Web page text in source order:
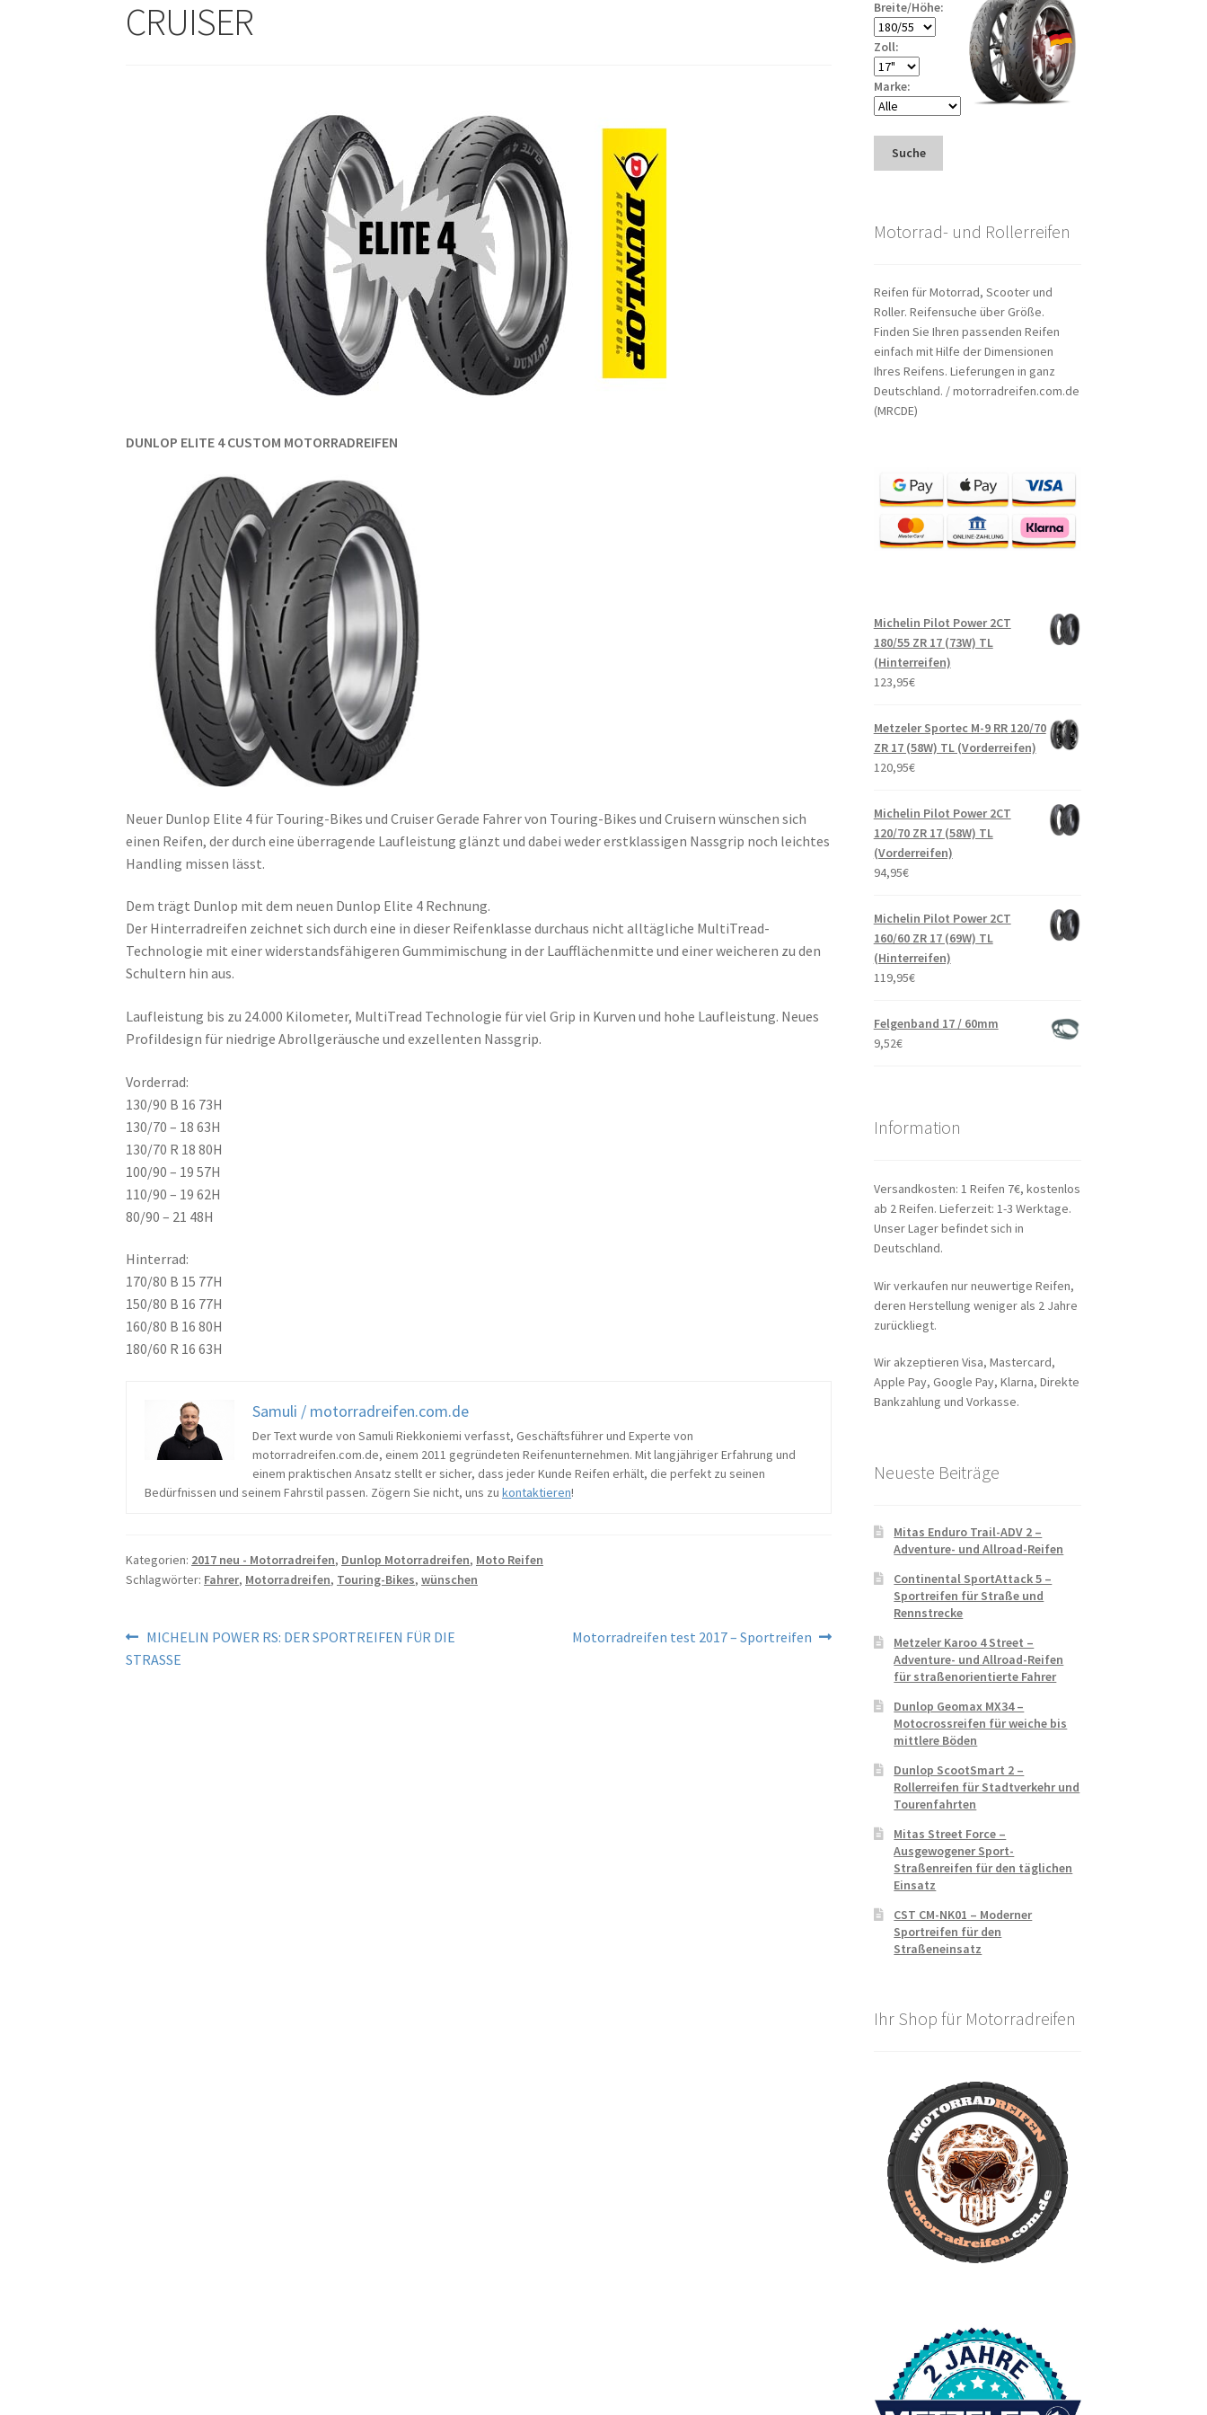
CRUISER
DUNLOP ELITE 4 CUSTOM MOTORRADREIFEN
Neuer Dunlop Elite 4 für Touring-Bikes und Cruiser Gerade Fahrer von Touring-Bikes und Cruisern wünschen sich
einen Reifen, der durch eine überragende Laufleistung glänzt und dabei weder erstklassigen Nassgrip noch leichtes
Handling missen lässt.
Dem trägt Dunlop mit dem neuen Dunlop Elite 4 Rechnung.
Der Hinterradreifen zeichnet sich durch eine in dieser Reifenklasse durchaus nicht alltägliche MultiTread-
Technologie mit einer widerstandsfähigeren Gummimischung in der Laufflächenmitte und einer weicheren zu den
Schultern hin aus.
Laufleistung bis zu 24.000 Kilometer, MultiTread Technologie für viel Grip in Kurven und hohe Laufleistung. Neues
Profildesign für niedrige Abrollgeräusche und exzellenten Nassgrip.
Vorderrad:
130/90 B 16 73H
130/70 – 18 63H
130/70 R 18 80H
100/90 – 19 57H
110/90 – 19 62H
80/90 – 21 48H
Hinterrad:
170/80 B 15 77H
150/80 B 16 77H
160/80 B 16 80H
180/60 R 16 63H
Samuli / motorradreifen.com.de
Der Text wurde von Samuli Riekkoniemi verfasst, Geschäftsführer und Experte von
motorradreifen.com.de, einem 2011 gegründeten Reifenunternehmen. Mit langjähriger Erfahrung und
einem praktischen Ansatz stellt er sicher, dass jeder Kunde Reifen erhält, die perfekt zu seinen
Bedürfnissen und seinem Fahrstil passen. Zögern Sie nicht, uns zukontaktieren!
Kategorien: 2017 neu - Motorradreifen, Dunlop Motorradreifen, Moto Reifen
Schlagwörter: Fahrer, Motorradreifen, Touring-Bikes,wünschen
Beitragsnavigation
Vorheriger
Beitrag:
MICHELIN POWER RS: DER SPORTREIFEN FÜR DIE
STRASSE
Nächster
Motorradreifen test 2017 – Sportreifen
Breite/Höhe:
Zoll:
Marke:
Suche
Motorrad- und Rollerreifen
Reifen für Motorrad, Scooter und
Roller. Reifensuche über Größe.
Finden Sie Ihren passenden Reifen
einfach mit Hilfe der Dimensionen
Ihres Reifens. Lieferungen in ganz
Deutschland. / motorradreifen.com.de
(MRCDE)
Michelin Pilot Power 2CT
180/55 ZR 17 (73W) TL
(Hinterreifen)
123,95€
Metzeler Sportec M-9 RR 120/70
ZR 17 (58W) TL (Vorderreifen)
120,95€
Michelin Pilot Power 2CT
120/70 ZR 17 (58W) TL
(Vorderreifen)
94,95€
Michelin Pilot Power 2CT
160/60 ZR 17 (69W) TL
(Hinterreifen)
119,95€
Felgenband 17 / 60mm
9,52€
Information
Versandkosten: 1 Reifen 7€, kostenlos
ab 2 Reifen. Lieferzeit: 1-3 Werktage.
Unser Lager befindet sich in
Deutschland.
Wir verkaufen nur neuwertige Reifen,
deren Herstellung weniger als 2 Jahre
zurückliegt.
Wir akzeptieren Visa, Mastercard,
Apple Pay, Google Pay, Klarna, Direkte
Bankzahlung und Vorkasse.
Neueste Beiträge
Mitas Enduro Trail-ADV 2 –
Adventure- und Allroad-Reifen
Continental SportAttack 5 –
Sportreifen für Straße und
Rennstrecke
Metzeler Karoo 4 Street –
Adventure- und Allroad-Reifen
für straßenorientierte Fahrer
Dunlop Geomax MX34 –
Motocrossreifen für weiche bis
mittlere Böden
Dunlop ScootSmart 2 –
Rollerreifen für Stadtverkehr und
Tourenfahrten
Mitas Street Force –
Ausgewogener Sport-
Straßenreifen für den täglichen
Einsatz
CST CM-NK01 – Moderner
Sportreifen für den
Straßeneinsatz
Ihr Shop für Motorradreifen